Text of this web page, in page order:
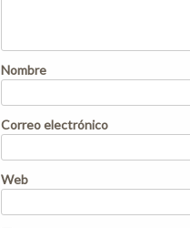
Nombre
Correo electrónico
Web